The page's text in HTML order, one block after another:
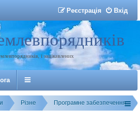
Вхід
Реєстрація
і зацікавлених
Різне Програмне забезпечення